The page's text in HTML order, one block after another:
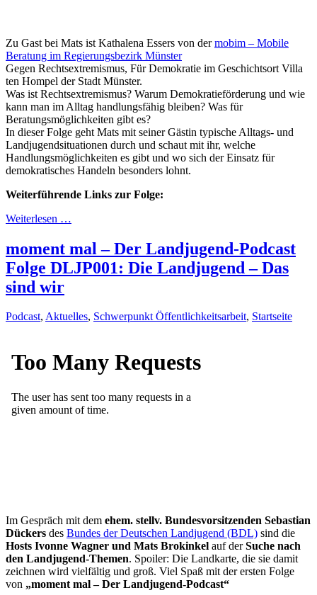
Zu Gast bei Mats ist Kathalena Essers von dermobim – Mobile
Beratung im Regierungsbezirk Münster
Gegen Rechtsextremismus, Für Demokratie im Geschichtsort Villa
ten Hompel der Stadt Münster.
Was ist Rechtsextremismus? Warum Demokratieförderung und wie
kann man im Alltag handlungsfähig bleiben? Was für
Beratungsmöglichkeiten gibt es?
In dieser Folge geht Mats mit seiner Gästin typische Alltags- und
Landjugendsituationen durch und schaut mit ihr, welche
Handlungsmöglichkeiten es gibt und wo sich der Einsatz für
demokratisches Handeln besonders lohnt.
Weiterführende Links zur Folge:
Weiterlesen …
moment mal – Der Landjugend-Podcast
Folge DLJP001: Die Landjugend – Das
sind wir
Podcast, Aktuelles, Schwerpunkt Öffentlichkeitsarbeit, Startseite
Im Gespräch mit dem ehem. stellv. Bundesvorsitzenden Sebastian
Dückers des Bundes der Deutschen Landjugend (BDL) sind die
Hosts Ivonne Wagner und Mats Brokinkel auf derSuche nach
den Landjugend-Themen. Spoiler: Die Landkarte, die sie damit
zeichnen wird vielfältig und groß. Viel Spaß mit der ersten Folge
von „moment mal – Der Landjugend-Podcast“